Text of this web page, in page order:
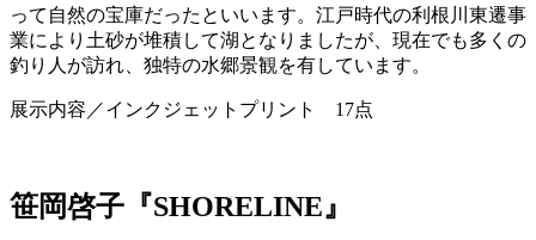
って自然の宝庫だったといいます。江戸時代の利根川東遷事
業により土砂が堆積して湖となりましたが、現在でも多くの
釣り人が訪れ、独特の水郷景観を有しています。
展示内容／インクジェットプリント 17点
笹岡啓子『SHORELINE』